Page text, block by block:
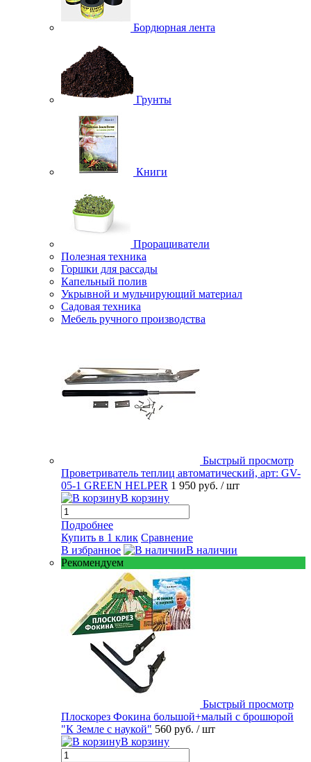
Бордюрная лента
Грунты
Книги
Проращиватели
Полезная техника
Горшки для рассады
Капельный полив
Укрывной и мульчирующий материал
Садовая техника
Мебель ручного производства
Быстрый просмотр
Проветриватель теплиц автоматический, арт: GV-
05-1 GREEN HELPER 1 950 руб. / шт
В корзину
Подробнее
Купить в 1 клик Сравнение
В избранное
В наличии
Рекомендуем
Быстрый просмотр
Плоскорез Фокина большой+малый с брошюрой
"К Земле с наукой" 560 руб. / шт
В корзину